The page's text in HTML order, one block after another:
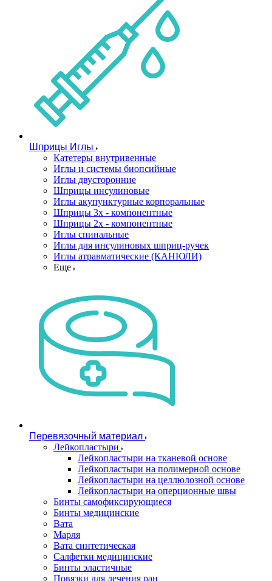
Шприцы Иглы
Катетеры внутривенные
Иглы и системы биопсийные
Иглы двусторонние
Шприцы инсулиновые
Иглы акупунктурные корпоральные
Шприцы 3х - компонентные
Шприцы 2х - компонентные
Иглы спинальные
Иглы для инсулиновых шприц-ручек
Иглы атравматические (КАНЮЛИ)
Еще
Перевязочный материал
Лейкопластыри
Лейкопластыри на тканевой основе
Лейкопластыри на полимерной основе
Лейкопластыри на целлюлозной основе
Лейкопластыри на оперционные швы
Бинты самофиксирующиеся
Бинты медицинские
Вата
Марля
Вата синтетическая
Салфетки медицинские
Бинты эластичные
Повязки для лечения ран